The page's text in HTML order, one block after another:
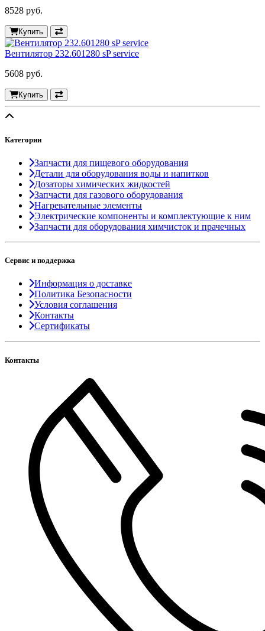
8528 руб.
Купить
Вентилятор 232.601280 sP service
5608 руб.
Купить
Категории
Запчасти для пищевого оборудования
Детали для оборудования воды и напитков
Дозаторы химических жидкостей
Запчасти для газового оборудования
Нагревательные элементы
Электрические компоненты и комплектующие к ним
Запчасти для оборудования химчисток и прачечных
Сервис и поддержка
Информация о доставке
Политика Безопасности
Условия соглашения
Контакты
Сертификаты
Контакты